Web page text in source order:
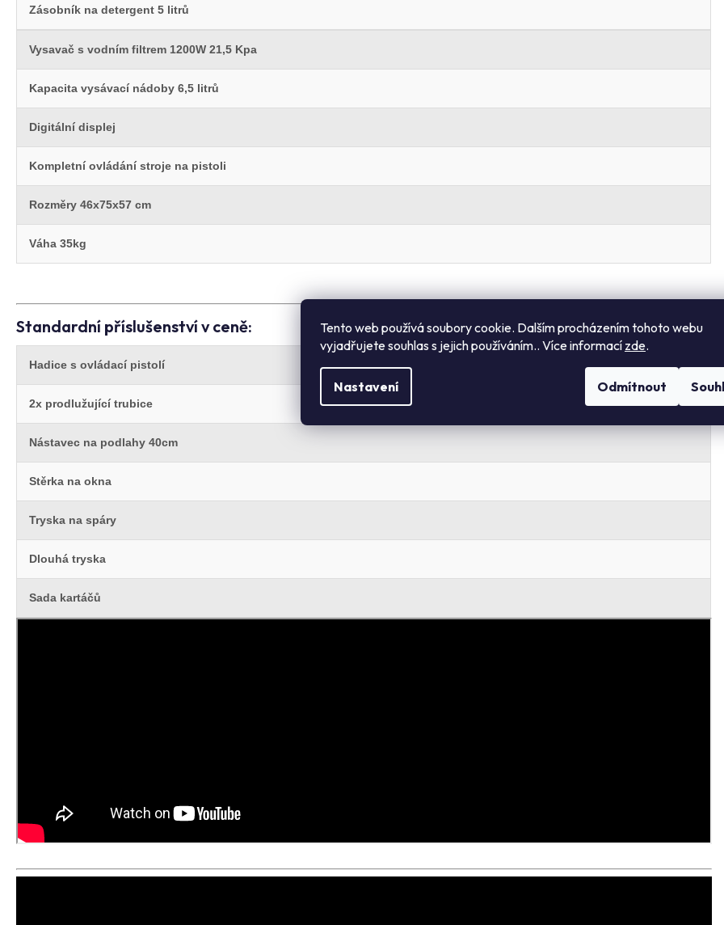
Tento web používá soubory cookie. Dalším procházením tohoto webu
vyjadřujete souhlas s jejich používáním.. Více informací zde.
Nastavení Odmítnout
Zásobník na detergent 5 litrů
Vysavač s vodním filtrem 1200W 21,5 Kpa
Kapacita vysávací nádoby 6,5 litrů
Digitální displej
Kompletní ovládání stroje na pistoli
Rozměry 46x75x57 cm
Váha 35kg
Standardní příslušenství v ceně:
Hadice s ovládací pistolí
2x prodlužující trubice
Nástavec na podlahy 40cm
Stěrka na okna
Tryska na spáry
Dlouhá tryska
Sada kartáčů